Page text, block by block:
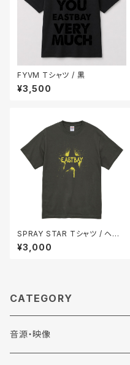
FYVM Tシャツ / 黒
¥3,500
SPRAY STAR Tシャツ / ヘイ
ジーブラック
¥3,000
CATEGORY
音源・映像